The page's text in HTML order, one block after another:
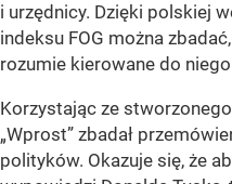
i urzędnicy. Dzięki polskiej
indeksu FOG można
rozumie kierowane do
Korzystając ze
„Wprost” zbadał
polityków. Okazuje się, że